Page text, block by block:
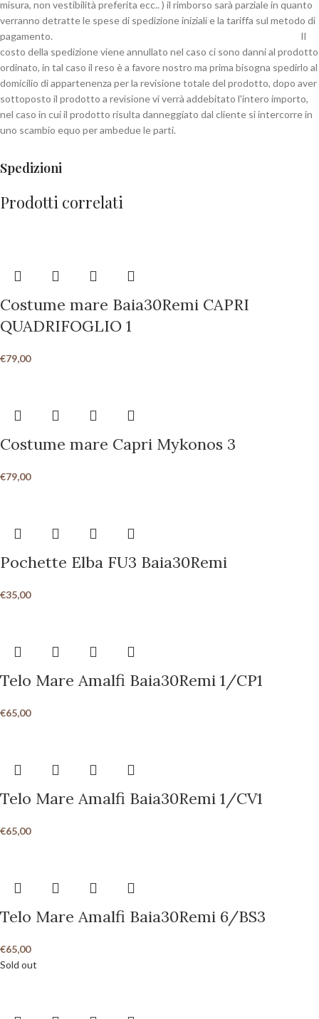
misura, non vestibilità preferita ecc.. ) il rimborso sarà parziale in quanto
verranno detratte le spese di spedizione iniziali e la tariffa sul metodo di
pagamento. Il
costo della spedizione viene annullato nel caso ci sono danni al prodotto
ordinato, in tal caso il reso è a favore nostro ma prima bisogna spedirlo al
domicilio di appartenenza per la revisione totale del prodotto, dopo aver
sottoposto il prodotto a revisione vi verrà addebitato l'intero importo,
nel caso in cui il prodotto risulta danneggiato dal cliente si intercorre in
uno scambio equo per ambedue le parti.
Spedizioni
Prodotti correlati
Costume mare Baia30Remi CAPRI
QUADRIFOGLIO 1
€79,00
Costume mare Capri Mykonos 3
€79,00
Pochette Elba FU3 Baia30Remi
€35,00
Telo Mare Amalfi Baia30Remi 1/CP1
€65,00
Telo Mare Amalfi Baia30Remi 1/CV1
€65,00
Telo Mare Amalfi Baia30Remi 6/BS3
€65,00
Sold out